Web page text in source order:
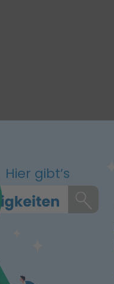
Hier gibt’s